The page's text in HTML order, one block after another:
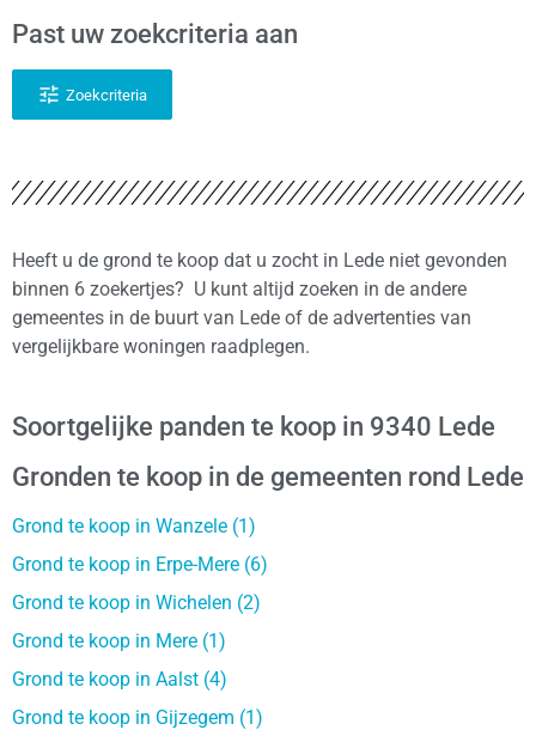
Past uw zoekcriteria aan
Zoekcriteria
Heeft u de grond te koop dat u zocht in Lede niet gevonden
binnen 6 zoekertjes? U kunt altijd zoeken in de andere
gemeentes in de buurt van Lede of de advertenties van
vergelijkbare woningen raadplegen.
Soortgelijke panden te koop in 9340 Lede
Gronden te koop in de gemeenten rond Lede
Grond te koop in Wanzele (1)
Grond te koop in Erpe-Mere (6)
Grond te koop in Wichelen (2)
Grond te koop in Mere (1)
Grond te koop in Aalst (4)
Grond te koop in Gijzegem (1)